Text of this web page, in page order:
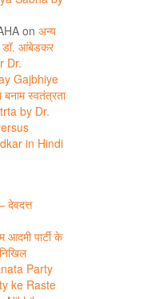
on अन्य
डॉ. आंबेडकर
Dr.
Gajbhiye
स्वतंत्रता
by Dr.
in Hindi
देवदत्त
आदमी पार्टी के
Party
ke Raste